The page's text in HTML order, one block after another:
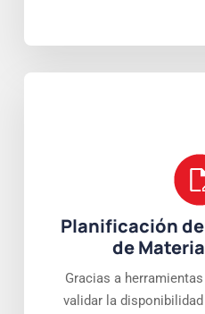
Planificación
de
Gracias a
validar la